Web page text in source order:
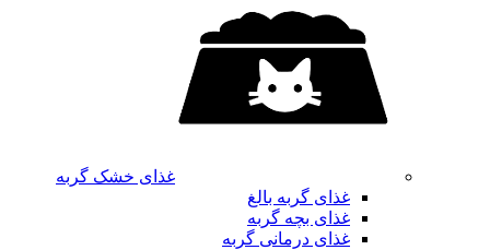
غذای خشک گربه
غذای گربه بالغ
غذای بچه گربه
غذای درمانی گربه